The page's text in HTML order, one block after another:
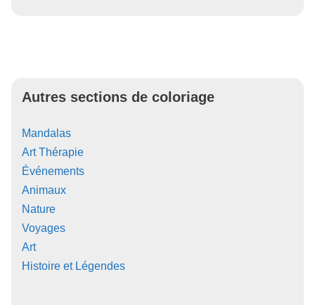
Autres sections de coloriage
Mandalas
Art Thérapie
Événements
Animaux
Nature
Voyages
Art
Histoire et Légendes